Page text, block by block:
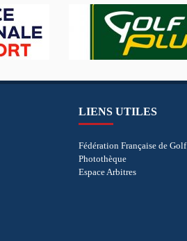
LIENS UTILES
Fédération Française de Golf
Photothèque
Espace Arbitres